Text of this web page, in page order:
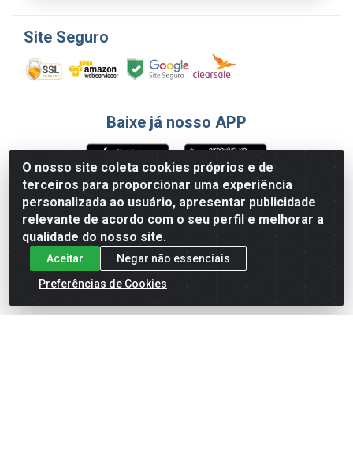
O nosso site coleta cookies próprios e de
terceiros para proporcionar uma experiência
personalizada ao usuário, apresentar publicidade
relevante de acordo com o seu perfil e melhorar a
qualidade do nosso site.
Aceitar
Negar não essenciais
Preferências de Cookies
Site Seguro
Baixe já nosso APP
Formas de Pagamento